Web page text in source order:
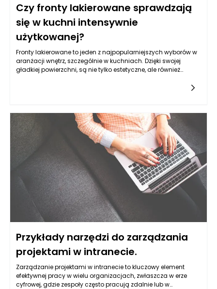
Czy fronty lakierowane sprawdzają
się w kuchni intensywnie
użytkowanej?
Fronty lakierowane to jeden z najpopularniejszych wyborów w
aranżacji wnętrz, szczególnie w kuchniach. Dzięki swojej
gładkiej powierzchni, są nie tylko estetyczne, ale również
różnym stylom wnętrzarskim, od nowoczesnych po bardziej
odporną na uszkodzenia powierzchnię. Fronty wykonane z
materiałów takich jak MDF czy płyta wiórowa, pokryte wysokiej
klasy lakierem, mogą wytrzymać intensywne użytkowanie, co
czyni je odpowiednimi do kuchni, w której codziennie
przygotowuje się posiłki. Ważnym aspektem przy wyborze
frontów lakierowanych jest ich odporność na działanie
wysokiej temperatury oraz wilgoci, co ma duże znaczenie w
kontekście intensywnego użytkowania tego pomieszczenia.
Przykłady narzędzi do zarządzania
projektami w intranecie.
Zarządzanie projektami w intranecie to kluczowy element
efektywnej pracy w wielu organizacjach, zwłaszcza w erze
cyfrowej, gdzie zespoły często pracują zdalnie lub w